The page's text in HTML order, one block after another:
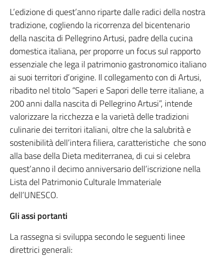
L’edizione di quest’anno riparte dalle radici della nostra
tradizione, cogliendo la ricorrenza del bicentenario
della nascita di Pellegrino Artusi, padre della cucina
domestica italiana, per proporre un focus sul rapporto
essenziale che lega il patrimonio gastronomico italiano
ai suoi territori d’origine. Il collegamento con di Artusi,
ribadito nel titolo “Saperi e Sapori delle terre italiane, a
200 anni dalla nascita di Pellegrino Artusi”, intende
valorizzare la ricchezza e la varietà delle tradizioni
culinarie dei territori italiani, oltre che la salubrità e
sostenibilità dell’intera filiera, caratteristiche che sono
alla base della Dieta mediterranea, di cui si celebra
quest’anno il decimo anniversario dell’iscrizione nella
Lista del Patrimonio Culturale Immateriale
dell’UNESCO.
Gli assi portanti
La rassegna si sviluppa secondo le seguenti linee
direttrici generali: